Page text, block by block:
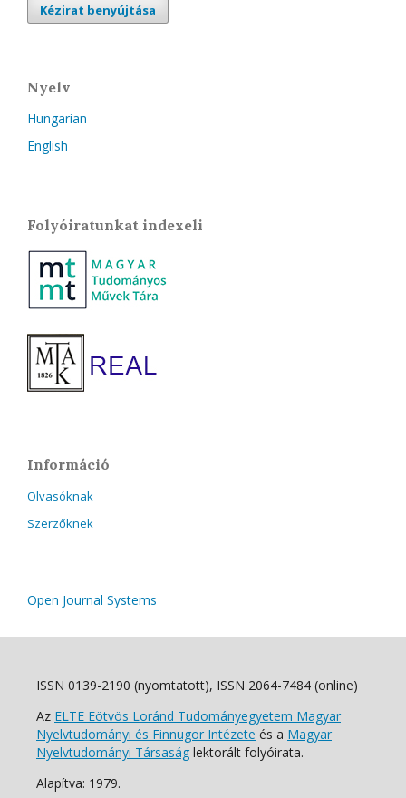
Kézirat benyújtása
Nyelv
Hungarian
English
Folyóiratunkat indexeli
Információ
Olvasóknak
Szerzőknek
Open Journal Systems
ISSN 0139-2190 (nyomtatott), ISSN 2064-7484 (online)
Az ELTE Eötvös Loránd Tudományegyetem Magyar
Nyelvtudományi és Finnugor Intézete és a Magyar
Nyelvtudományi Társaság lektorált folyóirata.
Alapítva: 1979.